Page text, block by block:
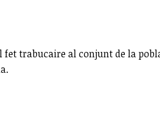
fet trabucaire al conjunt de la